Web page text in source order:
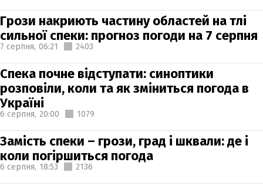
Грози накриють частину областей на тлі
сильної спеки: прогноз погоди на 7 серпня
7 серпня, 06:21 2403
Спека почне відступати: синоптики
розповіли, коли та як зміниться погода в
Україні
6 серпня, 20:00 1079
Замість спеки – грози, град і шквали: де і
коли погіршиться погода
6 серпня, 18:53 2136